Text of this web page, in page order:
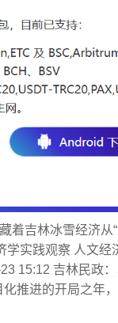
着吉林冰雪经济
实践观察 人文经
15:12 吉林民政
推进的开局之年